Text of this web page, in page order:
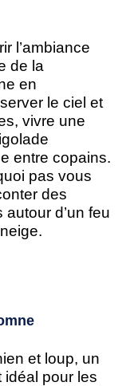
l’ambiance
de la
en
le ciel et
vivre une
entre copains.
pas vous
des
autour d’un feu
et loup, un
idéal pour les